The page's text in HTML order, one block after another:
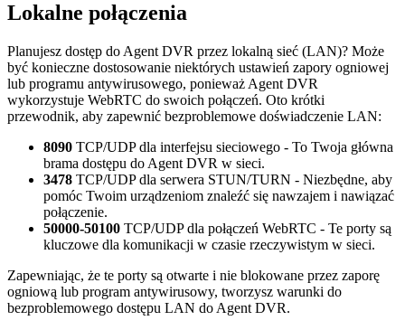
Lokalne połączenia
Planujesz dostęp do Agent DVR przez lokalną sieć (LAN)? Może
być konieczne dostosowanie niektórych ustawień zapory ogniowej
lub programu antywirusowego, ponieważ Agent DVR
wykorzystuje WebRTC do swoich połączeń. Oto krótki
przewodnik, aby zapewnić bezproblemowe doświadczenie LAN:
8090 TCP/UDP dla interfejsu sieciowego - To Twoja główna
brama dostępu do Agent DVR w sieci.
3478 TCP/UDP dla serwera STUN/TURN - Niezbędne, aby
pomóc Twoim urządzeniom znaleźć się nawzajem i nawiązać
połączenie.
50000-50100 TCP/UDP dla połączeń WebRTC - Te porty są
kluczowe dla komunikacji w czasie rzeczywistym w sieci.
Zapewniając, że te porty są otwarte i nie blokowane przez zaporę
ogniową lub program antywirusowy, tworzysz warunki do
bezproblemowego dostępu LAN do Agent DVR.